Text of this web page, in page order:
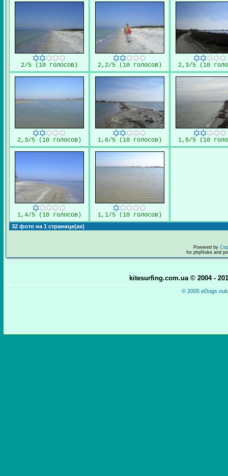
2/5 (10 голосов) 2,2/5 (10 голосов) 2,3/5 (10
2,3/5 (10 голосов) 1,6/5 (10 голосов) 1,8/5 (10
1,4/5 (10 голосов) 1,1/5 (10 голосов)
32 фото на 1 странице(ах)
Powered by
for phpNuke and
kitesurfing.com.ua © 2004 -
© 2005 eDogs